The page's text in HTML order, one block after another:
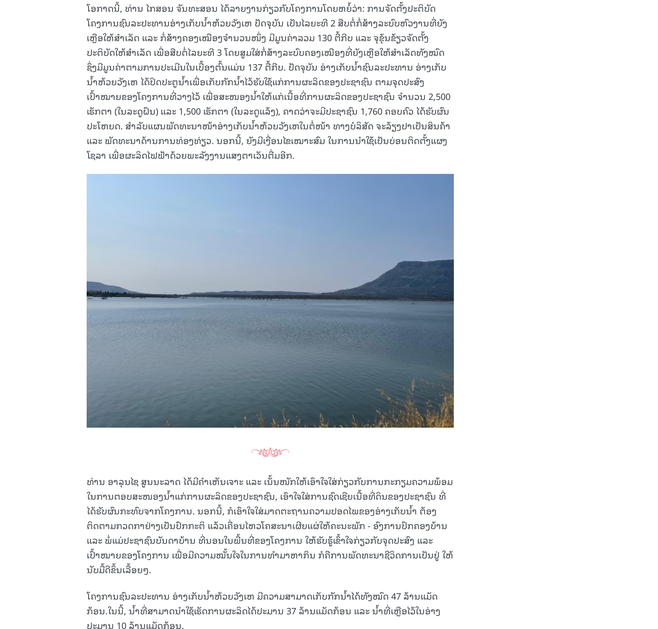
ໂອກາດນີ້, ທ່ານ ໄກສອນ ຈັນທະສອນ ໄດ້ລາຍງານກ່ຽວກັບໂຄງການໂດຍຫຍໍ້ວ່າ: ການຈັດຕັ້ງປະຕິບັດ
ໂຄງການຊົນລະປະທານອ່າງເກັບນ້ຳຫ້ວຍວັງເຫ ປັດຈຸບັນ ເປັນໄລຍະທີ 2 ສືບຕໍ່ກໍ່ສ້າງລະບົບຫົວງານທີ່ຍັງ
ເຫຼືອໃຫ້ສໍາເລັດ ແລະ ກໍ່ສ້າງຄອງເໝືອງຈໍານວນໜຶ່ງ ມີມູນຄ່າລວມ 130 ຕື້ກີບ ແລະ ຈຸຂຸ້ນຂ້ຽວຈັດຕັ້ງ
ປະຕິບັດໃຫ້ສໍາເລັດ ເພື່ອສືບຕໍ່ໄລຍະທີ 3 ໂດຍສູມໃສ່ກໍ່ສ້າງລະບົບຄອງເໝືອງທີ່ຍັງເຫຼືອໃຫ້ສໍາເລັດທັງໝົດ
ຊຶ່ງມີມູນຄ່າຕາມການປະເມີນໃນເບື້ອງຕົ້ນແມ່ນ 137 ຕື້ກີບ. ປັດຈຸບັນ ອ່າງເກັບນໍ້າຊົນລະປະທານ ອ່າງເກັບ
ນໍ້າຫ້ວຍວັງເຫ ໄດ້ປິດປະຕູນໍ້າເພື່ອເກັບກັກນໍ້າໄວ້ຮັບໃຊ້ແກ່ການຜະລິດຂອງປະຊາຊົນ ຕາມຈຸດປະສົງ
ເປົ້າໝາຍຂອງໂຄງການທີ່ວາງໄວ້ ເພື່ອສະໜອງນໍ້າໃຫ້ແກ່ເນື້ອທີ່ການຜະລິດຂອງປະຊາຊົນ ຈໍານວນ 2,500
ເຮັກຕາ (ໃນລະດູຝົນ) ແລະ 1,500 ເຮັກຕາ (ໃນລະດູແລ້ງ), ຄາດວ່າຈະມີປະຊາຊົນ 1,760 ຄອບຄົວ ໄດ້ຮັບຜົນ
ປະໂຫຍດ. ສໍາລັບແຜນພັດທະນາໜ້າອ່າງເກັບນໍ້າຫ້ວຍວັງເຫໃນຕໍ່ໜ້າ ທາງບໍລິສັດ ຈະລ້ຽງປາເປັນສິນຄ້າ
ແລະ ພັດທະນາດ້ານການທ່ອງທ່ຽວ. ນອກນີ້, ຍັງມີເງື່ອນໄຂເໝາະສົມ ໃນການນໍາໃຊ້ເປັນບ່ອນຕິດຕັ້ງແຜງ
ໂຊລາ ເພື່ອຜະລິດໄຟຟ້າດ້ວຍພະລັງງານແສງຕາເວັນຕື່ມອີກ.
ທ່ານ ອາລຸນໄຊ ສູນນະລາດ ໄດ້ມີຄໍາເຫັນເຈາະ ແລະ ເນັ້ນໜັກໃຫ້ເອົາໃຈໃສ່ກ່ຽວກັບການກະກຽມຄວາມພ້ອມ
ໃນການຕອບສະໜອງນໍ້າແກ່ການຜະລິດຂອງປະຊາຊົນ, ເອົາໃຈໃສ່ການຊົດເຊີຍເນື້ອທີ່ດິນຂອງປະຊາຊົນ ທີ່
ໄດ້ຮັບຜົນກະທົບຈາກໂຄງການ. ນອກນີ້, ກໍເອົາໃຈໃສ່ມາດຕະຖານຄວາມປອດໄພຂອງອ່າງເກັບນໍ້າ ຕ້ອງ
ຕິດຕາມກວດກາຢ່າງເປັນປົກກະຕິ ແລ້ວເຄື່ອນໄຫວໂຄສະນາເຜີຍແຜ່ໃຫ້ຄະນະພັກ - ອົງການປົກຄອງບ້ານ
ແລະ ພໍ່ແມ່ປະຊາຊົນບັນດາບ້ານ ທີ່ນອນໃນພື້ນທີ່ຂອງໂຄງການ ໃຫ້ຮັບຮູ້ເຂົ້າໃຈກ່ຽວກັບຈຸດປະສົງ ແລະ
ເປົ້າໝາຍຂອງໂຄງການ ເພື່ອມີຄວາມໝັ້ນໃຈໃນການທໍາມາຫາກິນ ກໍຄືການພັດທະນາຊີວິດການເປັນຢູ່ ໃຫ້
ນັບມື້ດີຂຶ້ນເລື້ອຍໆ.
ໂຄງການຊົນລະປະທານ ອ່າງເກັບນໍ້າຫ້ວຍວັງເຫ ມີຄວາມສາມາດເກັບກັກນໍ້າໄດ້ທັງໝົດ 47 ລ້ານແມັດ
ກ້ອນ.ໃນນີ້, ນໍ້າທີ່ສາມາດນໍາໃຊ້ເຮັດການຜະລິດໄດ້ປະມານ 37 ລ້ານແມັດກ້ອນ ແລະ ນໍ້າທີ່ເຫຼືອໄວ້ໃນອ່າງ
ປະມານ 10 ລ້ານແມັດກ້ອນ.